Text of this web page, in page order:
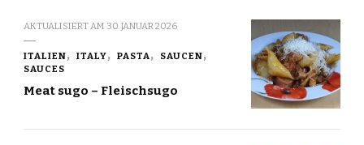
AKTUALISIERT AM 30. JANUAR 2026
ITALIEN ITALY PASTA
SAUCEN
SAUCES
Meat sugo – Fleischsugo